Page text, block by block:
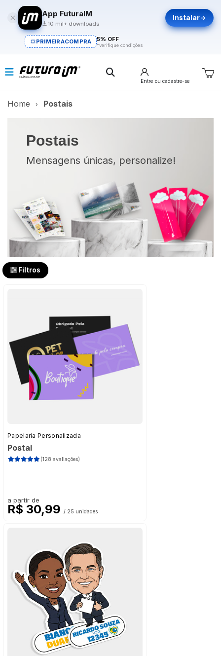
App FuturaIM
10 mil+ downloads
Instalar
PRIMEIRACOMPRA 5% OFF
*verifique condições
Entre ou cadastre-se
Home Postais
Postais
Mensagens únicas, personalize!
Filtros
Papelaria Personalizada
Postal
(128 avaliações)
a partir de
R$ 30,99 / 25 unidades